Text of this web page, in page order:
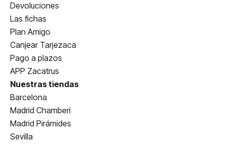
Devoluciones
Las fichas
Plan Amigo
Canjear Tarjezaca
Pago a plazos
APP Zacatrus
Nuestras tiendas
Barcelona
Madrid Chamberí
Madrid Pirámides
Sevilla